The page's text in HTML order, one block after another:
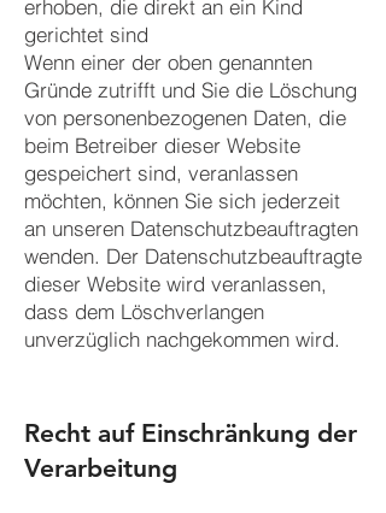
erhoben, die direkt an ein Kind
gerichtet sind
Wenn einer der oben genannten
Gründe zutrifft und Sie die Löschung
von personenbezogenen Daten, die
beim Betreiber dieser Website
gespeichert sind, veranlassen
möchten, können Sie sich jederzeit
an unseren Datenschutzbeauftragten
wenden. Der Datenschutzbeauftragte
dieser Website wird veranlassen,
dass dem Löschverlangen
unverzüglich nachgekommen wird.
Recht auf Einschränkung der
Verarbeitung